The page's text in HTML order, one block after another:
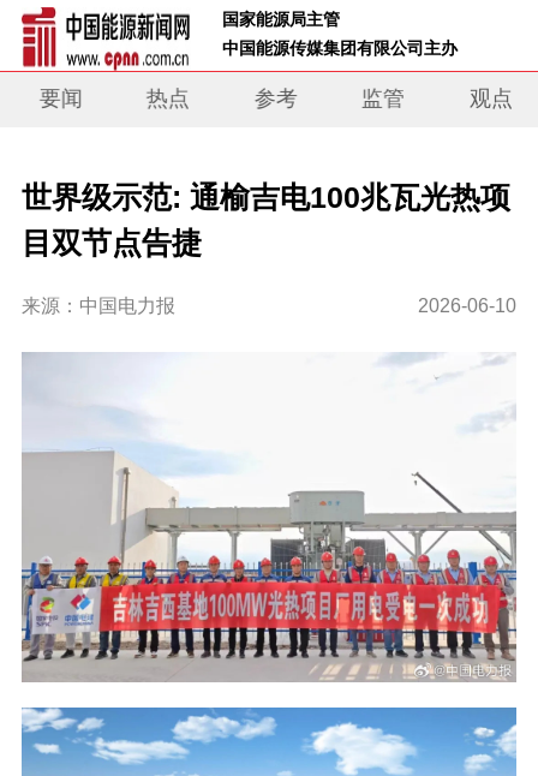
国家能源局主管
中国能源传媒集团有限公司主办
要闻 热点 参考 监管 观点
世界级示范: 通榆吉电100兆瓦光热项
目双节点告捷
来源：中国电力报 2026-06-10